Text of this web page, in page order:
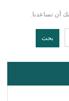
أن تساعدنا.